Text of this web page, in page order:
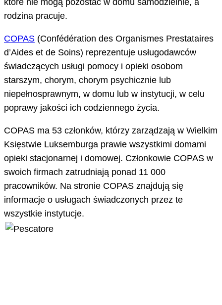
które nie mogą pozostać w domu samodzielnie, a
rodzina pracuje.
COPAS (Confédération des Organismes Prestataires
d’Aides et de Soins) reprezentuje usługodawców
świadczących usługi pomocy i opieki osobom
starszym, chorym, chorym psychicznie lub
niepełnosprawnym, w domu lub w instytucji, w celu
poprawy jakości ich codziennego życia.
COPAS ma 53 członków, którzy zarządzają w Wielkim
Księstwie Luksemburga prawie wszystkimi domami
opieki stacjonarnej i domowej. Członkowie COPAS w
swoich firmach zatrudniają ponad 11 000
pracowników. Na stronie COPAS znajdują się
informacje o usługach świadczonych przez te
wszystkie instytucje.